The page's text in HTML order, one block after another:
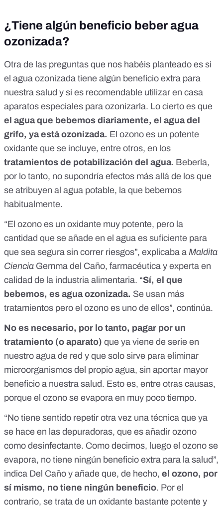
¿Tiene algún beneficio beber agua
ozonizada?
Otra de las preguntas que nos habéis planteado es si
el agua ozonizada tiene algún beneficio extra para
nuestra salud y si es recomendable utilizar en casa
aparatos especiales para ozonizarla. Lo cierto es que
el agua que bebemos diariamente, el agua del
grifo, ya está ozonizada. El ozono es un potente
oxidante que se incluye, entre otros, en los
tratamientos de potabilización del agua. Beberla,
por lo tanto, no supondría efectos más allá de los que
se atribuyen al agua potable, la que bebemos
habitualmente.
“El ozono es un oxidante muy potente, pero la
cantidad que se añade en el agua es suficiente para
que sea segura sin correr riesgos”, explicaba a Maldita
Ciencia Gemma del Caño, farmacéutica y experta en
calidad de la industria alimentaria. “Sí, el que
bebemos, es agua ozonizada. Se usan más
tratamientos pero el ozono es uno de ellos”, continúa.
No es necesario, por lo tanto, pagar por un
tratamiento (o aparato) que ya viene de serie en
nuestro agua de red y que solo sirve para eliminar
microorganismos del propio agua, sin aportar mayor
beneficio a nuestra salud. Esto es, entre otras causas,
porque el ozono se evapora en muy poco tiempo.
“No tiene sentido repetir otra vez una técnica que ya
se hace en las depuradoras, que es añadir ozono
como desinfectante. Como decimos, luego el ozono se
evapora, no tiene ningún beneficio extra para la salud”,
indica Del Caño y añade que, de hecho, el ozono, por
sí mismo, no tiene ningún beneficio. Por el
contrario, se trata de un oxidante bastante potente y